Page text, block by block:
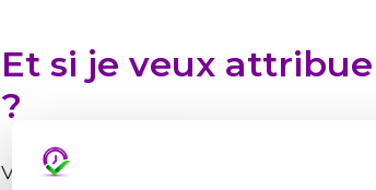
Et si je veux
?
Vous pouvez créer des forfaits de